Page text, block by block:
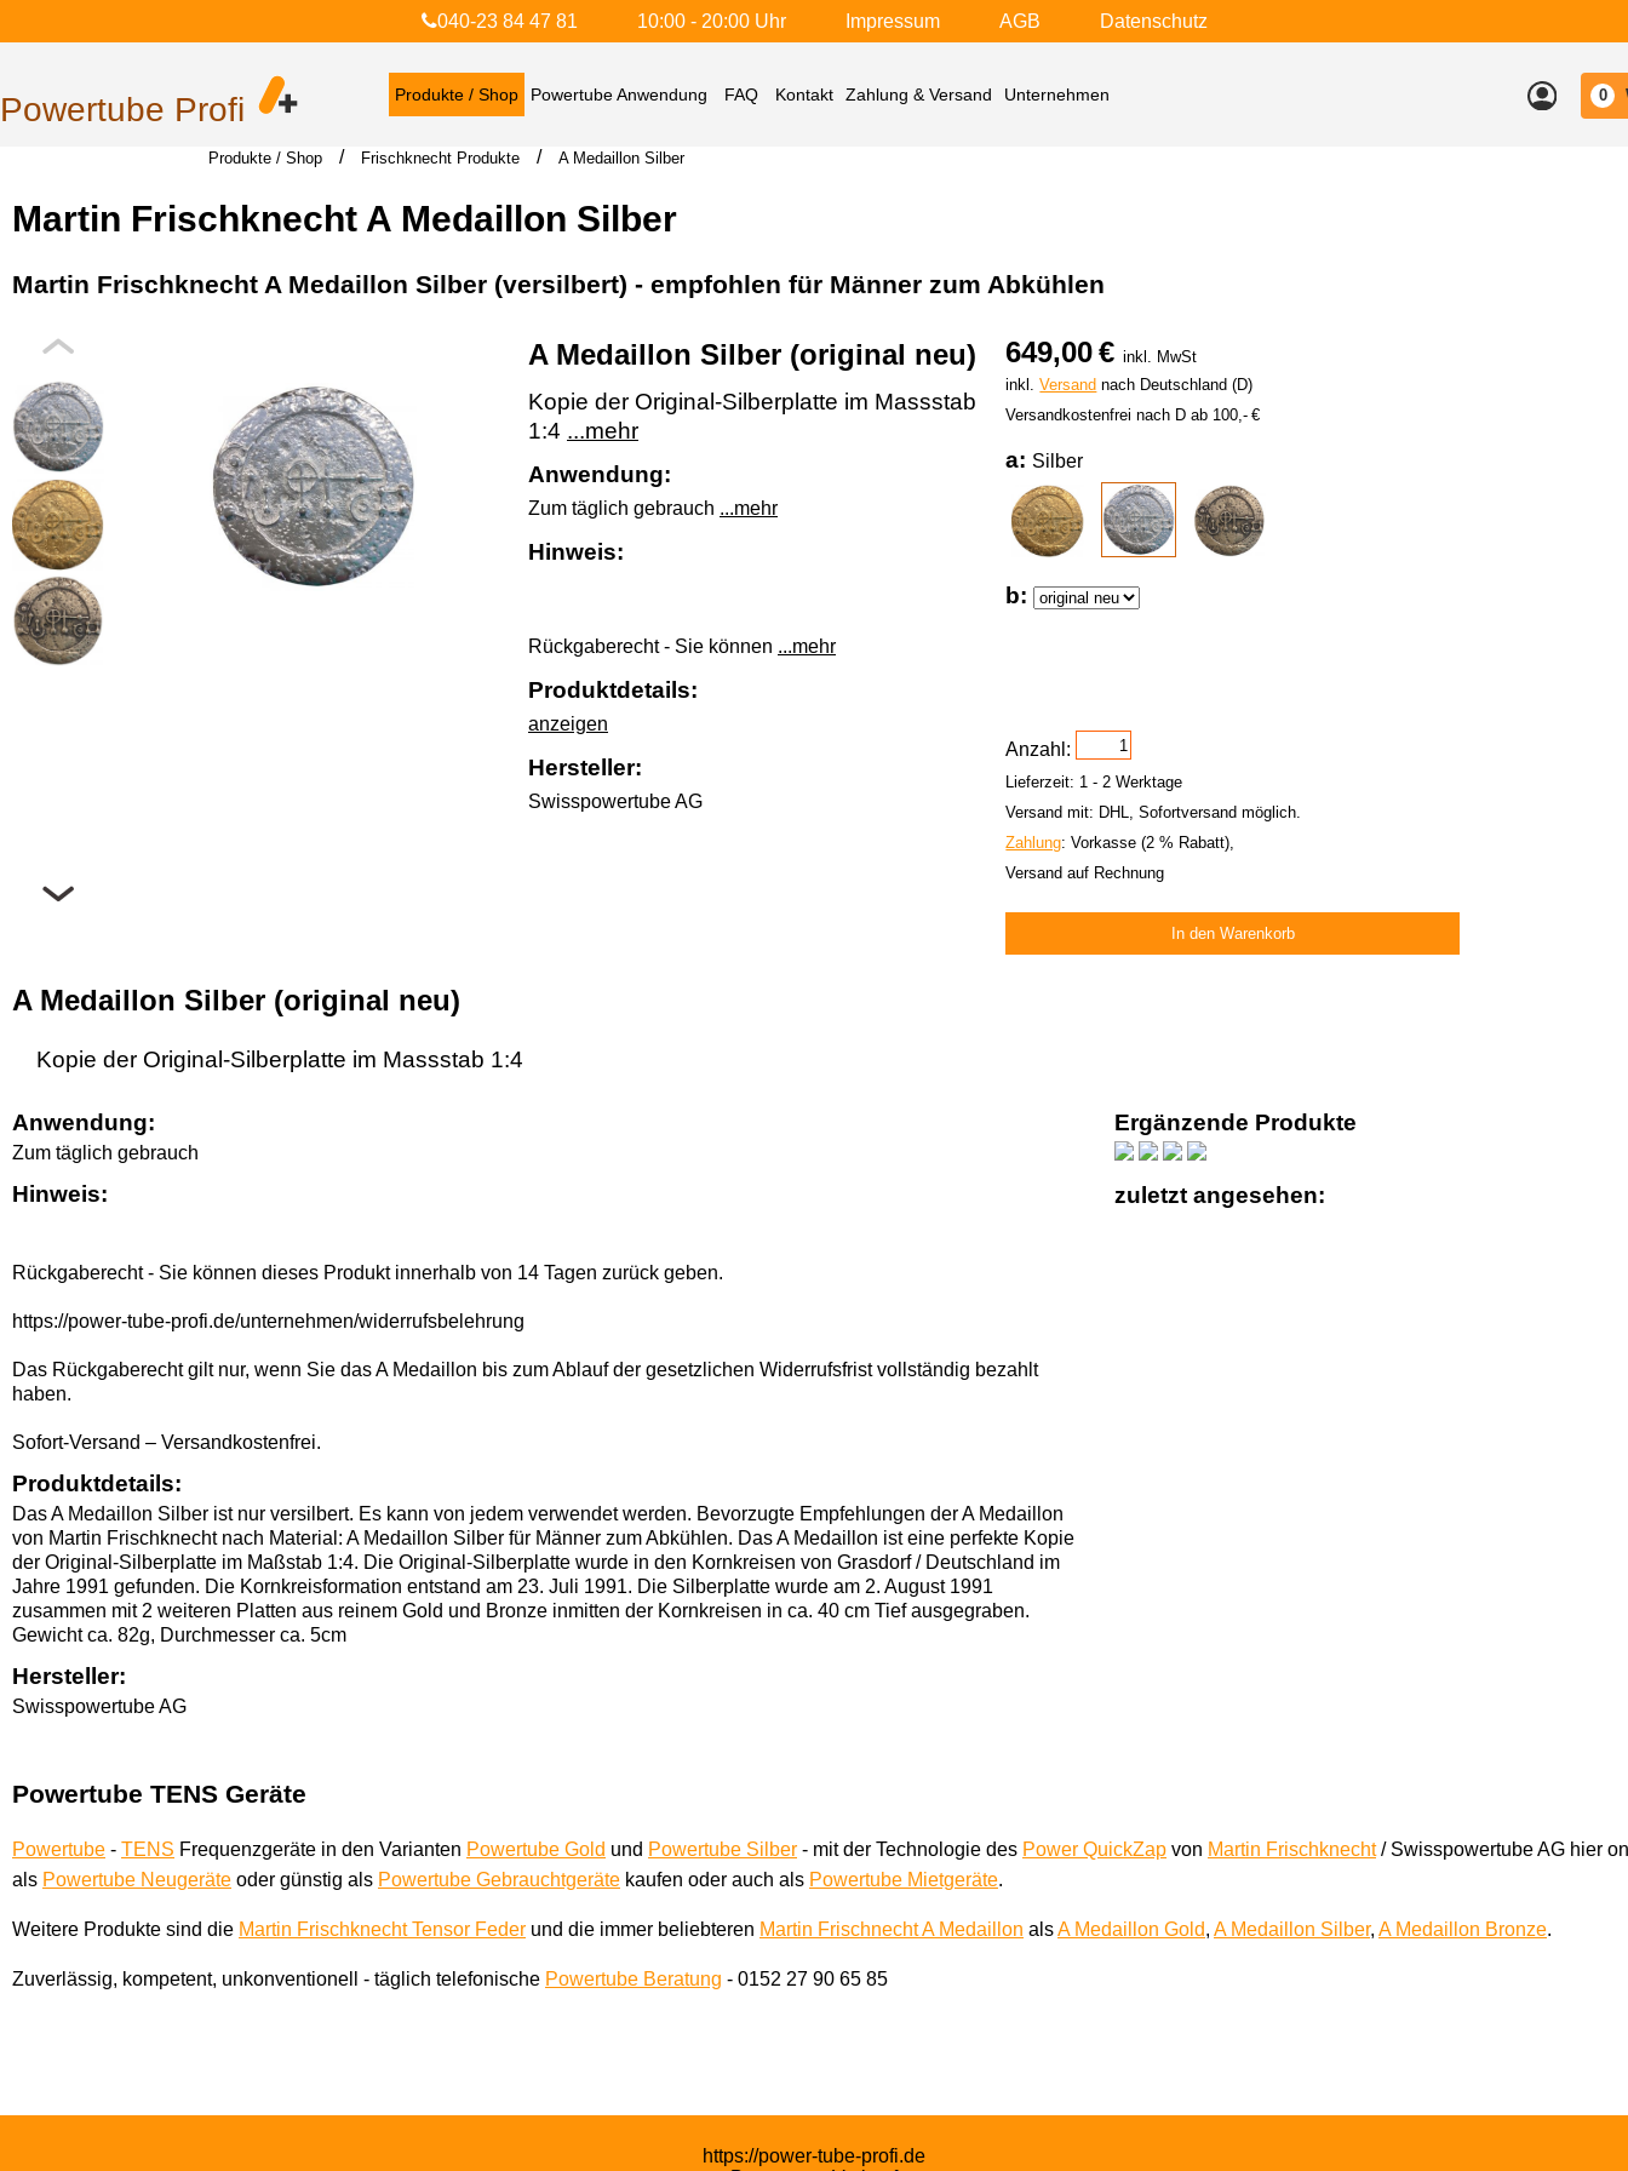
040-23 84 47 81 10:00 - 20:00 Uhr Impressum AGB Datenschutz
Powertube Profi Produkte / Shop Powertube Anwendung FAQ Kontakt Zahlung & Versand Unternehmen 0
Produkte / Shop / Frischknecht Produkte / A Medaillon Silber
Martin Frischknecht A Medaillon Silber
Martin Frischknecht A Medaillon Silber (versilbert) - empfohlen für Männer zum Abkühlen
A Medaillon Silber (original neu)
Kopie der Original-Silberplatte im Massstab
1:4 ...mehr
Anwendung:
Zum täglich gebrauch ...mehr
Hinweis:
Rückgaberecht - Sie können ...mehr
Produktdetails:
anzeigen
Hersteller:
Swisspowertube AG
649,00 €inkl. MwSt
inkl.Versand nach Deutschland (D)
Versandkostenfrei nach D ab 100,- €
a: Silber
b:
Anzahl:
Lieferzeit: 1 - 2 Werktage
Versand mit: DHL, Sofortversand möglich.
Zahlung: Vorkasse (2 % Rabatt),
Versand auf Rechnung
In den Warenkorb
A Medaillon Silber (original neu)
Kopie der Original-Silberplatte im Massstab 1:4
Anwendung:
Zum täglich gebrauch
Hinweis:
Rückgaberecht - Sie können dieses Produkt innerhalb von 14 Tagen zurück geben.
https://power-tube-profi.de/unternehmen/widerrufsbelehrung
Das Rückgaberecht gilt nur, wenn Sie das A Medaillon bis zum Ablauf der gesetzlichen Widerrufsfrist vollständig bezahlt
haben.
Sofort-Versand – Versandkostenfrei.
Produktdetails:
Das A Medaillon Silber ist nur versilbert. Es kann von jedem verwendet werden. Bevorzugte Empfehlungen der A Medaillon
von Martin Frischknecht nach Material: A Medaillon Silber für Männer zum Abkühlen. Das A Medaillon ist eine perfekte Kopie
der Original-Silberplatte im Maßstab 1:4. Die Original-Silberplatte wurde in den Kornkreisen von Grasdorf / Deutschland im
Jahre 1991 gefunden. Die Kornkreisformation entstand am 23. Juli 1991. Die Silberplatte wurde am 2. August 1991
zusammen mit 2 weiteren Platten aus reinem Gold und Bronze inmitten der Kornkreisen in ca. 40 cm Tief ausgegraben.
Gewicht ca. 82g, Durchmesser ca. 5cm
Hersteller:
Swisspowertube AG
Ergänzende Produkte
zuletzt angesehen:
Powertube TENS Geräte
Powertube - TENS Frequenzgeräte in den Varianten Powertube Gold und Powertube Silber - mit der Technologie des Power QuickZap von Martin Frischknecht/ Swisspowertube AG hier
als Powertube Neugeräte oder günstig als Powertube Gebrauchtgeräte kaufen oder auch als Powertube Mietgeräte.
Weitere Produkte sind die Martin Frischknecht Tensor Feder und die immer beliebteren Martin Frischnecht A Medaillon alsA Medaillon Gold, A Medaillon Silber, A Medaillon Bronze.
Zuverlässig, kompetent, unkonventionell - täglich telefonische Powertube Beratung - 0152 27 90 65 85
https://power-tube-profi.de